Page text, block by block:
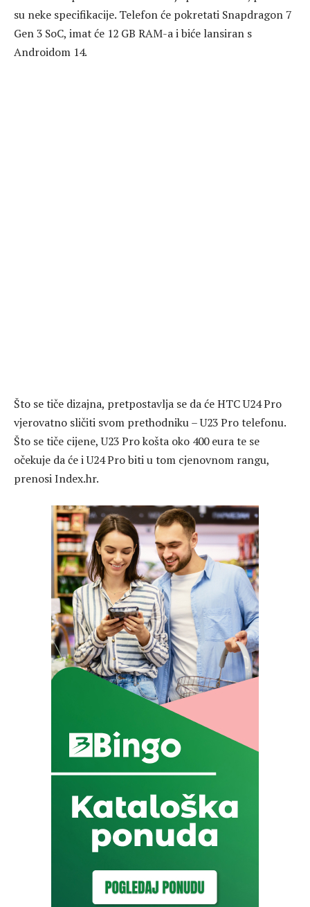
su neke specifikacije. Telefon će pokretati Snapdragon 7
Gen 3 SoC, imat će 12 GB RAM-a i biće lansiran s
Androidom 14.
Što se tiče dizajna, pretpostavlja se da će HTC U24 Pro
vjerovatno sličiti svom prethodniku – U23 Pro telefonu.
Što se tiče cijene, U23 Pro košta oko 400 eura te se
očekuje da će i U24 Pro biti u tom cjenovnom rangu,
prenosi Index.hr.